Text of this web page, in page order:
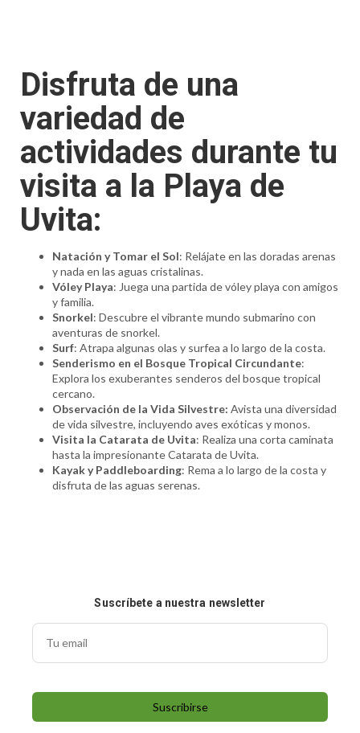
Disfruta de una
variedad de
actividades durante tu
visita a la Playa de
Uvita:
Natación y Tomar el Sol: Relájate en las doradas arenas
y nada en las aguas cristalinas.
Vóley Playa: Juega una partida de vóley playa con amigos
y familia.
Snorkel: Descubre el vibrante mundo submarino con
aventuras de snorkel.
Surf: Atrapa algunas olas y surfea a lo largo de la costa.
Senderismo en el Bosque Tropical Circundante:
Explora los exuberantes senderos del bosque tropical
cercano.
Observación de la Vida Silvestre: Avista una diversidad
de vida silvestre, incluyendo aves exóticas y monos.
Visita la Catarata de Uvita: Realiza una corta caminata
hasta la impresionante Catarata de Uvita.
Kayak y Paddleboarding: Rema a lo largo de la costa y
disfruta de las aguas serenas.
Suscríbete a nuestra newsletter
Suscribirse